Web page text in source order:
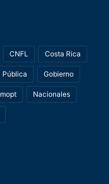
CNFL Costa Rica
Pública Gobierno
mopt Nacionales